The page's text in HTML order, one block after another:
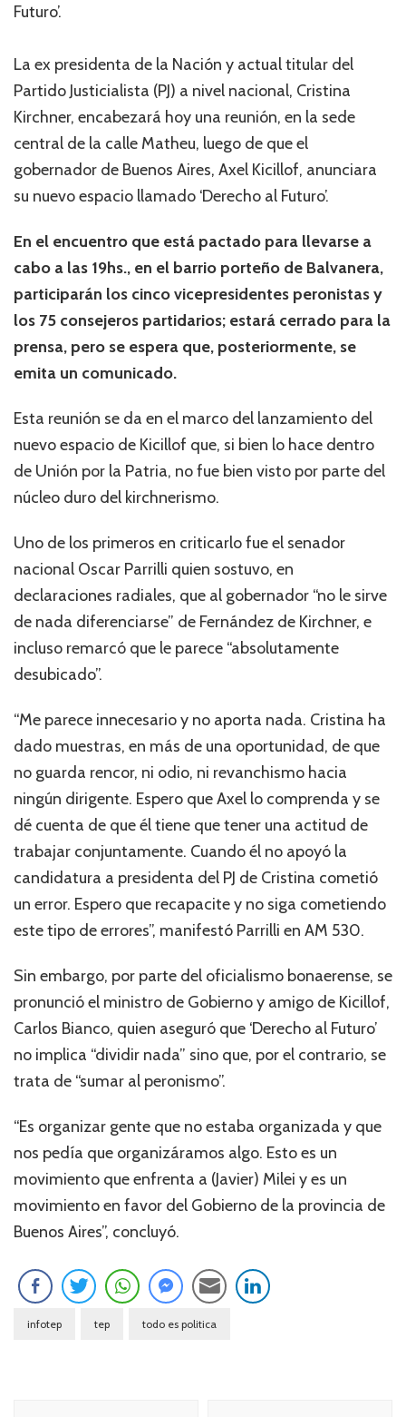
Futuro’.
La ex presidenta de la Nación y actual titular del
Partido Justicialista (PJ) a nivel nacional, Cristina
Kirchner, encabezará hoy una reunión, en la sede
central de la calle Matheu, luego de que el
gobernador de Buenos Aires, Axel Kicillof, anunciara
su nuevo espacio llamado ‘Derecho al Futuro’.
En el encuentro que está pactado para llevarse a
cabo a las 19hs., en el barrio porteño de Balvanera,
participarán los cinco vicepresidentes peronistas y
los 75 consejeros partidarios; estará cerrado para la
prensa, pero se espera que, posteriormente, se
emita un comunicado.
Esta reunión se da en el marco del lanzamiento del
nuevo espacio de Kicillof que, si bien lo hace dentro
de Unión por la Patria, no fue bien visto por parte del
núcleo duro del kirchnerismo.
Uno de los primeros en criticarlo fue el senador
nacional Oscar Parrilli quien sostuvo, en
declaraciones radiales, que al gobernador “no le sirve
de nada diferenciarse” de Fernández de Kirchner, e
incluso remarcó que le parece “absolutamente
desubicado”.
“Me parece innecesario y no aporta nada. Cristina ha
dado muestras, en más de una oportunidad, de que
no guarda rencor, ni odio, ni revanchismo hacia
ningún dirigente. Espero que Axel lo comprenda y se
dé cuenta de que él tiene que tener una actitud de
trabajar conjuntamente. Cuando él no apoyó la
candidatura a presidenta del PJ de Cristina cometió
un error. Espero que recapacite y no siga cometiendo
este tipo de errores”, manifestó Parrilli en AM 530.
Sin embargo, por parte del oficialismo bonaerense, se
pronunció el ministro de Gobierno y amigo de Kicillof,
Carlos Bianco, quien aseguró que ‘Derecho al Futuro’
no implica “dividir nada” sino que, por el contrario, se
trata de “sumar al peronismo”.
“Es organizar gente que no estaba organizada y que
nos pedía que organizáramos algo. Esto es un
movimiento que enfrenta a (Javier) Milei y es un
movimiento en favor del Gobierno de la provincia de
Buenos Aires”, concluyó.
infotep tep todo es politica